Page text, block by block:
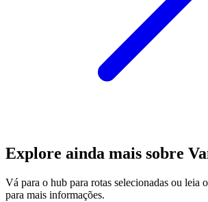
Explore ainda mais sobre
Vá para o hub para rotas selecionadas ou leia
para mais informações.